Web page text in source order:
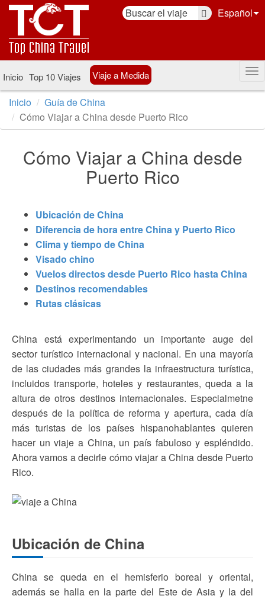
Español
Inicio Top 10 Viajes Viaje a Medida
Inicio
Guía de China
Cómo Viajar a China desde Puerto Rico
Cómo Viajar a China desde
Puerto Rico
Ubicación de China
Diferencia de hora entre China y Puerto Rico
Clima y tiempo de China
Visado chino
Vuelos directos desde Puerto Rico hasta China
Destinos recomendables
Rutas clásicas
China está experimentando un importante auge del
sector turístico internacional y nacional. En una mayoría
de las ciudades más grandes la infraestructura turística,
incluidos transporte, hoteles y restaurantes, queda a la
altura de otros destinos internacionales. Especialmetne
después de la política de reforma y apertura, cada día
más turistas de los países hispanohablantes quieren
hacer un viaje a China, un país fabuloso y espléndido.
Ahora vamos a decirle cómo viajar a China desde Puerto
Rico.
Ubicación de China
China se queda en el hemisferio boreal y oriental,
además se halla en la parte del Este de Asia y la del